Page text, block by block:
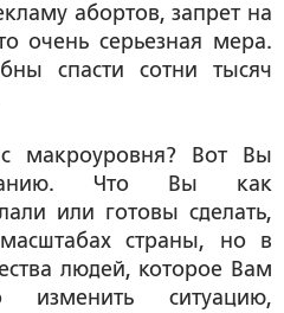
абортов, запрет на
очень серьезная мера.
спасти сотни тысяч
макроуровня? Вот Вы
Что Вы как
или готовы сделать,
страны, но в
людей, которое Вам
изменить ситуацию,